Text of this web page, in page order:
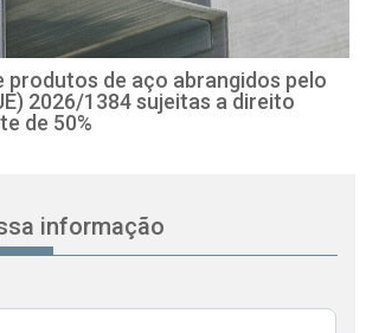
produtos de aço abrangidos pelo
2026/1384 sujeitas a direito
de 50%
informação